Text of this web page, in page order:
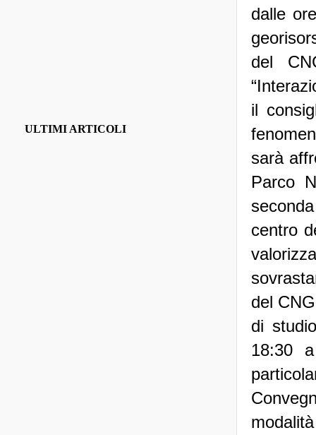
dalle
del
il
sarà
Parco
centro
del
di
18:30
ULTIMI ARTICOLI